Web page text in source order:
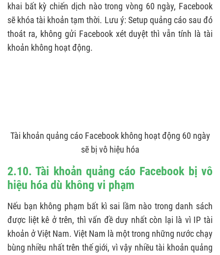
khai bất kỳ chiến dịch nào trong vòng 60 ngày, Facebook
sẽ khóa tài khoản tạm thời. Lưu ý: Setup quảng cáo sau đó
thoát ra, không gửi Facebook xét duyệt thì vẫn tính là tài
khoản không hoạt động.
Tài khoản quảng cáo Facebook không hoạt động 60 ngày
sẽ bị vô hiệu hóa
2.10. Tài khoản quảng cáo Facebook bị vô
hiệu hóa dù không vi phạm
Nếu bạn không phạm bất kì sai lầm nào trong danh sách
được liệt kê ở trên, thì vấn đề duy nhất còn lại là vì IP tài
khoản ở Việt Nam. Việt Nam là một trong những nước chạy
bùng nhiều nhất trên thế giới, vì vậy nhiều tài khoản quảng